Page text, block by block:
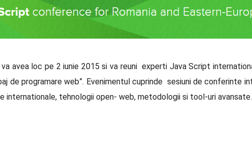
avea loc pe 2 iunie 2015 si va reuni experti Java Script
de programare web”. Evenimentul cuprinde sesiuni de conferinte
internationale, tehnologii open- web, metodologii si tool-uri avansate.